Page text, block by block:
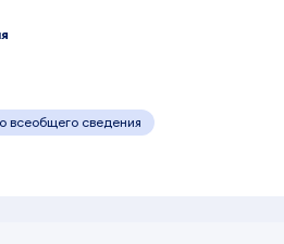
всеобщего сведения